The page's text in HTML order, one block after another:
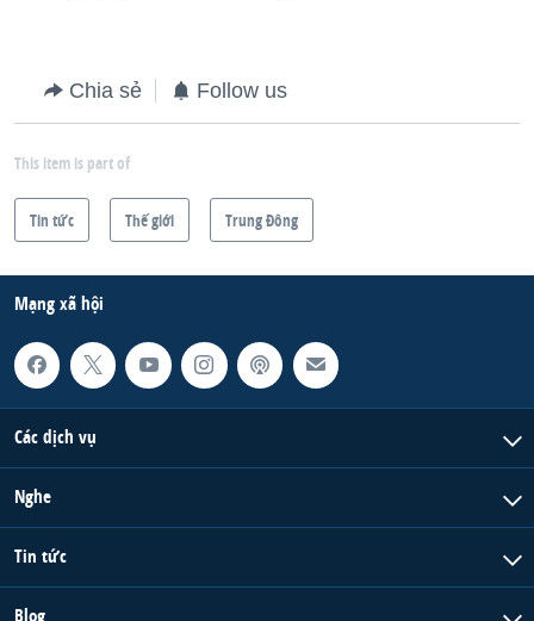
Chia sẻ Follow us
This item is part of
Tin tức Thế giới Trung Ðông
Mạng xã hội
Các dịch vụ
Nghe
Tin tức
Blog